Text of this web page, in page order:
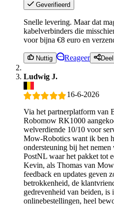
Geverifieerd
Snelle levering. Maar dat
kabelverbinders die
voor bijna €8 euro en
Nuttig Reageer Deel
Ludwig J.
16-6-2026
Via het partnerplatform van
Robomow RK1000
welverdiende 10/10 voor
Mow-Robotics want ik ben
ondersteuning bij het
PostNL waar het pakket tot
Kevin, als Thomas van
feedback en updates geven
betrokkenheid, de
gedrevenheid van beiden,
onlinebestellingen, heel